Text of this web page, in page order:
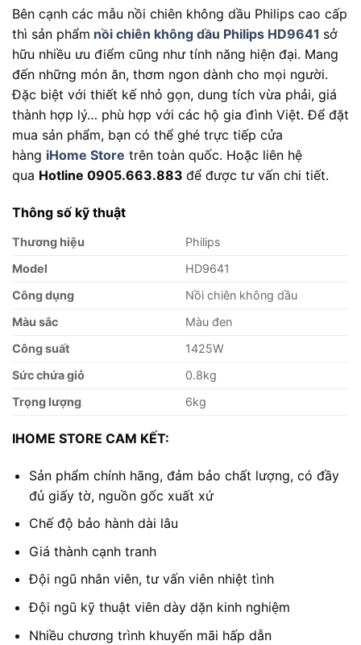
Bên cạnh các mẫu nồi chiên không dầu Philips cao cấp
thì sản phẩm nồi chiên không dầu Philips HD9641 sở
hữu nhiều ưu điểm cũng như tính năng hiện đại. Mang
đến những món ăn, thơm ngon dành cho mọi người.
Đặc biệt với thiết kế nhỏ gọn, dung tích vừa phải, giá
thành hợp lý… phù hợp với các hộ gia đình Việt. Để đặt
mua sản phẩm, bạn có thể ghé trực tiếp cửa
hàng iHome Store trên toàn quốc. Hoặc liên hệ
qua Hotline 0905.663.883 để được tư vấn chi tiết.
Thông số kỹ thuật
Thương hiệu
Philips
Model
HD9641
Công dụng
Nồi chiên không dầu
Màu sắc
Màu đen
Công suất
1425W
Sức chứa giỏ
0.8kg
Trọng lượng
6kg
IHOME STORE CAM KẾT:
Sản phẩm chính hãng, đảm bảo chất lượng, có đầy
đủ giấy tờ, nguồn gốc xuất xứ
Chế độ bảo hành dài lâu
Giá thành cạnh tranh
Đội ngũ nhân viên, tư vấn viên nhiệt tình
Đội ngũ kỹ thuật viên dày dặn kinh nghiệm
Nhiều chương trình khuyến mãi hấp dẫn